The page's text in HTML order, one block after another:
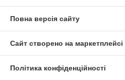
Повна версія сайту
Сайт створено на маркетплейсі
Політика конфіденційності